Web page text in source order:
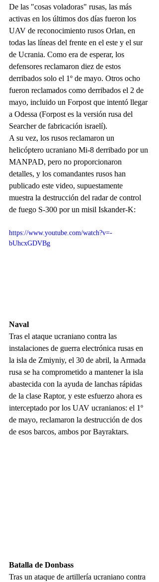
De las "cosas voladoras" rusas, las más
activas en los últimos dos días fueron los
UAV de reconocimiento rusos Orlan, en
todas las líneas del frente en el este y el sur
de Ucrania. Como era de esperar, los
defensores reclamaron diez de estos
derribados solo el 1º de mayo. Otros ocho
fueron reclamados como derribados el 2 de
mayo, incluido un Forpost que intentó llegar
a Odessa (Forpost es la versión rusa del
Searcher de fabricación israelí).
A su vez, los rusos reclamaron un
helicóptero ucraniano Mi-8 derribado por un
MANPAD, pero no proporcionaron
detalles, y los comandantes rusos han
publicado este video, supuestamente
muestra la destrucción del radar de control
de fuego S-300 por un misil Iskander-K:
https://www.youtube.com/watch?v=-
bUhcxGDVBg
Naval
Tras el ataque ucraniano contra las
instalaciones de guerra electrónica rusas en
la isla de Zmiyniy, el 30 de abril, la Armada
rusa se ha comprometido a mantener la isla
abastecida con la ayuda de lanchas rápidas
de la clase Raptor, y este esfuerzo ahora es
interceptado por los UAV ucranianos: el 1º
de mayo, reclamaron la destrucción de dos
de esos barcos, ambos por Bayraktars.
Batalla de Donbass
Tras un ataque de artillería ucraniano contra